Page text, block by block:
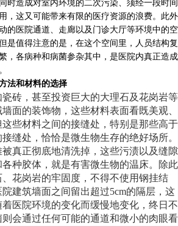
时造成对室内环境的二次污染、须经一段时间
，这又可能带来有限的医疗资源的浪费。此外
的医院通道、走廊以及门诊大厅等环境中的空
是值得注意的是，在这个空间里，人员结构复
，各病种和病菌参杂其中，是医院内真正造成
法和材料的选择
砖，甚至投资巨大的大理石及花岗岩等
面的装饰物，这些材料表面看既美观、
些材料之间的接缝处，特别是那些高于
缝处，恰恰是微生物生存的绝好场所。
真正彻底地清洗掉，这些污渍以及缝隙
种胶体，就是有害微生物的温床。除此
花岗岩的牢固度，不得不使用钢挂结
建筑墙面之间留出超过5cm的隔层，这
医院环境的变化而缓慢地变化，终日不
会通过任何可能的通道和微小的肉眼看